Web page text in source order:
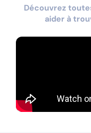
Découvrez
aider à